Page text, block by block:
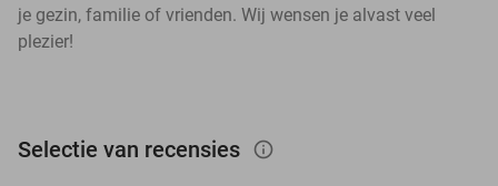
je gezin, familie of vrienden. Wij wensen je alvast veel
plezier!
Selectie van recensies info_outlined